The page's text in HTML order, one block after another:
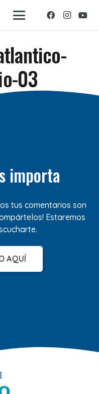
03
importa
tus comentarios son
Estaremos
AQUÍ